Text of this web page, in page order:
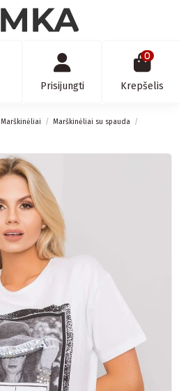
Prisijungti
0
Krepšelis
Marškinėliai
Marškinėliai su spauda